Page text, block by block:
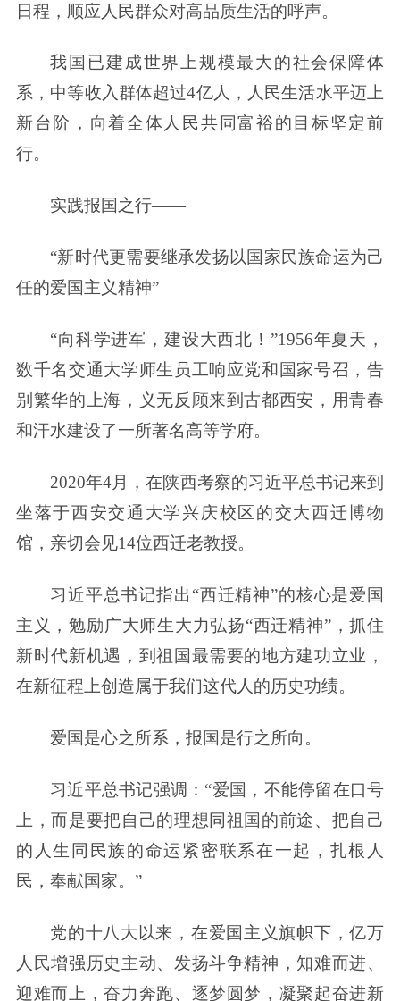
日程，顺应人民群众对高品质生活的呼声。
我国已建成世界上规模最大的社会保障体
系，中等收入群体超过4亿人，人民生活水平迈上
新台阶，向着全体人民共同富裕的目标坚定前
行。
实践报国之行——
“新时代更需要继承发扬以国家民族命运为己
任的爱国主义精神”
“向科学进军，建设大西北！”1956年夏天，
数千名交通大学师生员工响应党和国家号召，告
别繁华的上海，义无反顾来到古都西安，用青春
和汗水建设了一所著名高等学府。
2020年4月，在陕西考察的习近平总书记来到
坐落于西安交通大学兴庆校区的交大西迁博物
馆，亲切会见14位西迁老教授。
习近平总书记指出“西迁精神”的核心是爱国
主义，勉励广大师生大力弘扬“西迁精神”，抓住
新时代新机遇，到祖国最需要的地方建功立业，
在新征程上创造属于我们这代人的历史功绩。
爱国是心之所系，报国是行之所向。
习近平总书记强调：“爱国，不能停留在口号
上，而是要把自己的理想同祖国的前途、把自己
的人生同民族的命运紧密联系在一起，扎根人
民，奉献国家。”
党的十八大以来，在爱国主义旗帜下，亿万
人民增强历史主动、发扬斗争精神，知难而进、
迎难而上，奋力奔跑、逐梦圆梦，凝聚起奋进新